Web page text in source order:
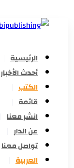
الرئيسية
أحدث الأخبار
الكتب
قائمة
انشر معنا
عن الدار
تواصل معنا
العربية